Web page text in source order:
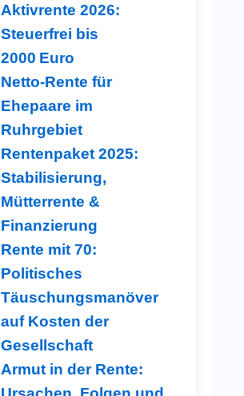
Aktivrente 2026:
Steuerfrei bis
2000 Euro
Netto-Rente für
Ehepaare im
Ruhrgebiet
Rentenpaket 2025:
Stabilisierung,
Mütterrente &
Finanzierung
Rente mit 70:
Politisches
Täuschungsmanöver
auf Kosten der
Gesellschaft
Armut in der Rente: